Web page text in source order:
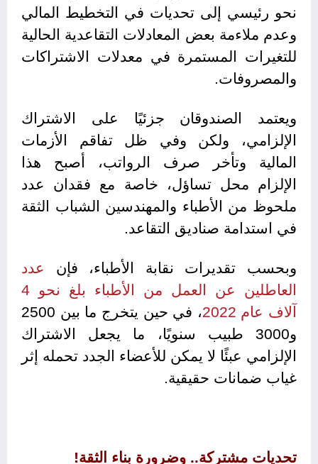
نحو رئيسي إلى تحديات في التخطيط المالي
وعدم ملاءمة بعض المعادلات التقاعدية الحالية
للتغيرات المستمرة في معدلات الاشتراكات
والمصروفات.
ويعتمد الصندوقان جزئيًا على الاشتراك
الإلزامي، ولكن وفي ظل تفاقم الأزمات
المالية وتأخر صرف الرواتب، أصبح هذا
الإلزام محل تساؤل، خاصة مع فقدان عدد
ملحوظ من الأطباء والمهندسين الشباب الثقة
في استدامة صناديق التقاعد.
وبحسب تقديرات نقابة الأطباء، فإن عدد
العاطلين
عن العمل من الأطباء بلغ نحو
آلاف عام
، في حين يتخرج ما بين 2500
و3000 طبيب سنويًا، ما يجعل الاشتراك
الإلزامي عبئًا لا يمكن للأعضاء الجدد تحمله إثر
غياب ضمانات حقيقية.
تحديات مشتركة.. وضرورة بناء الثقة!